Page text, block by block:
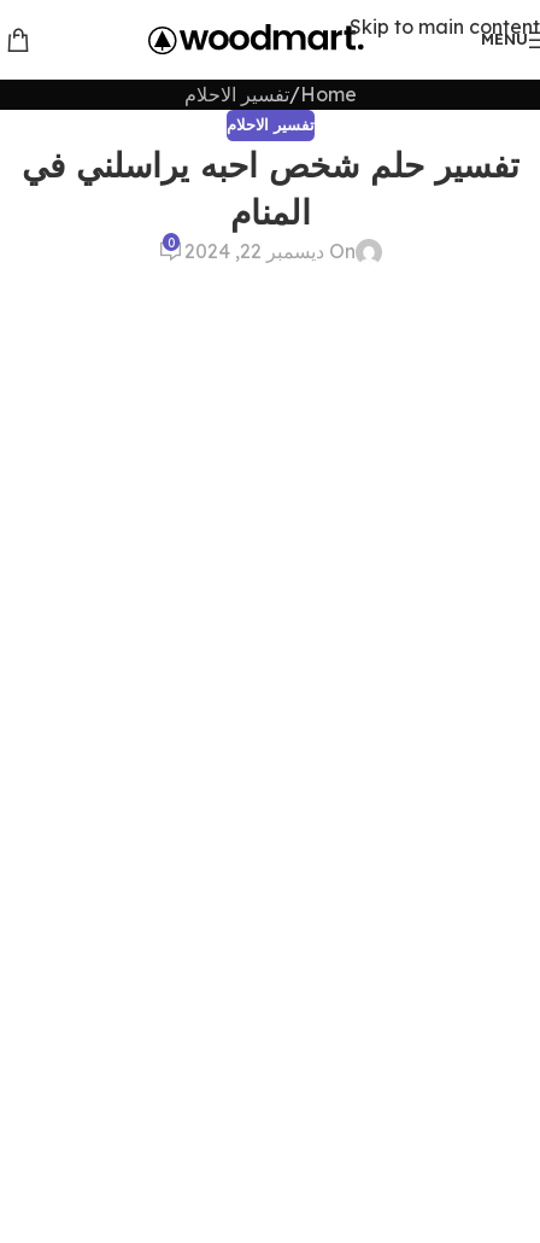
Skip to main content
MENU
Home تفسير الاحلام
تفسير الاحلام
تفسير حلم شخص احبه يراسلني في
المنام
On ديسمبر 22, 2024 0